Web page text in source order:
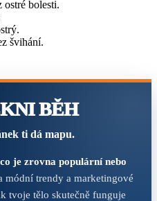
ostré bolesti.
švihání.
BĚH
ti dá mapu.
je zrovna populární nebo
módní trendy a marketingové
tvoje tělo skutečně funguje